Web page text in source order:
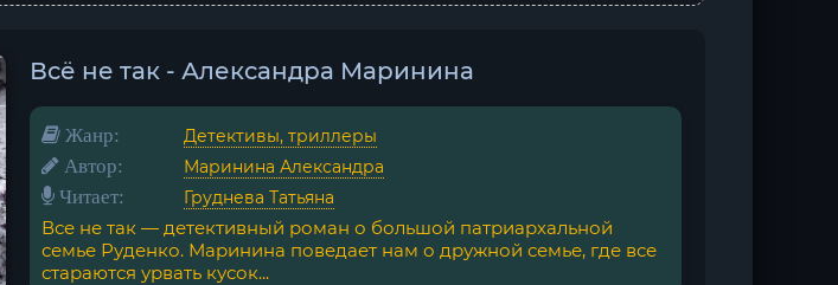
Всё не так - Александра Маринина
Жанр: Детективы, триллеры
Автор: Маринина Александра
Читает: Груднева Татьяна
Все не так — детективный роман о большой патриархальной
семье Руденко. Маринина поведает нам о дружной семье, где все
стараются урвать кусок...